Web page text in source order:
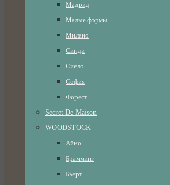
Мадрид
Малые формы
Милано
Синди
Сиело
София
Форест
Secret De Maison
WOODSTOCK
Айно
Брамминг
Бьерт